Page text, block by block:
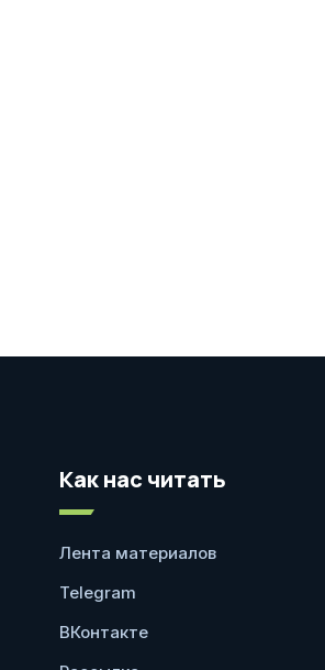
Как нас читать
Лента материалов
Telegram
ВКонтакте